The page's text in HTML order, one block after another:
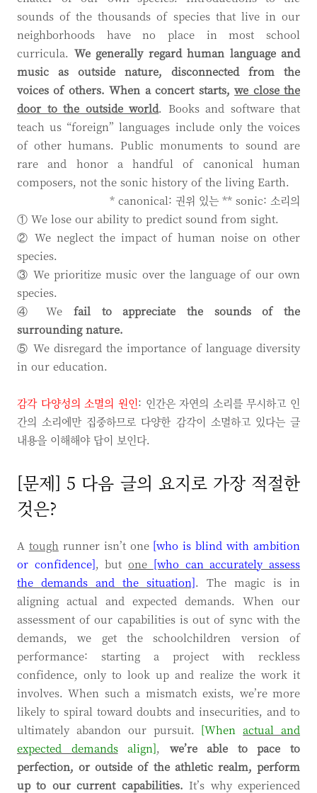
sounds of the thousands of species that live in our
neighborhoods have no place in most school
curricula. We generally regard human language and
music as outside nature, disconnected from the
voices of others. When a concert starts,we close the
door to the outside world. Books and software that
teach us “foreign” languages include only the voices
of other humans. Public monuments to sound are
rare and honor a handful of canonical human
composers, not the sonic history of the living Earth.
* canonical: 권위 있는 ** sonic: 소리의
① We lose our ability to predict sound from sight.
② We neglect the impact of human noise on other
species.
③ We prioritize music over the language of our own
species.
④ We fail to appreciate the sounds of the
surrounding nature.
⑤ We disregard the importance of language diversity
in our education.
감각 다양성의 소멸의 원인: 인간은 자연의 소리를 무시하고 인
간의 소리에만 집중하므로 다양한 감각이 소멸하고 있다는 글
내용을 이해해야 답이 보인다.
[문제] 5 다음 글의 요지로 가장 적절한
것은?
A tough runner isn’t one [who is blind with ambition
or confidence], butone [who can accurately assess
the demands and the situation]. The magic is in
aligning actual and expected demands. When our
assessment of our capabilities is out of sync with the
demands, we get the schoolchildren version of
performance: starting a project with reckless
confidence, only to look up and realize the work it
involves. When such a mismatch exists, we’re more
likely to spiral toward doubts and insecurities, and to
ultimately abandon our pursuit. [Whenactual and
expected demands
align], we’re able to pace to
perfection, or outside of the athletic realm, perform
up to our current capabilities. It’s why experienced